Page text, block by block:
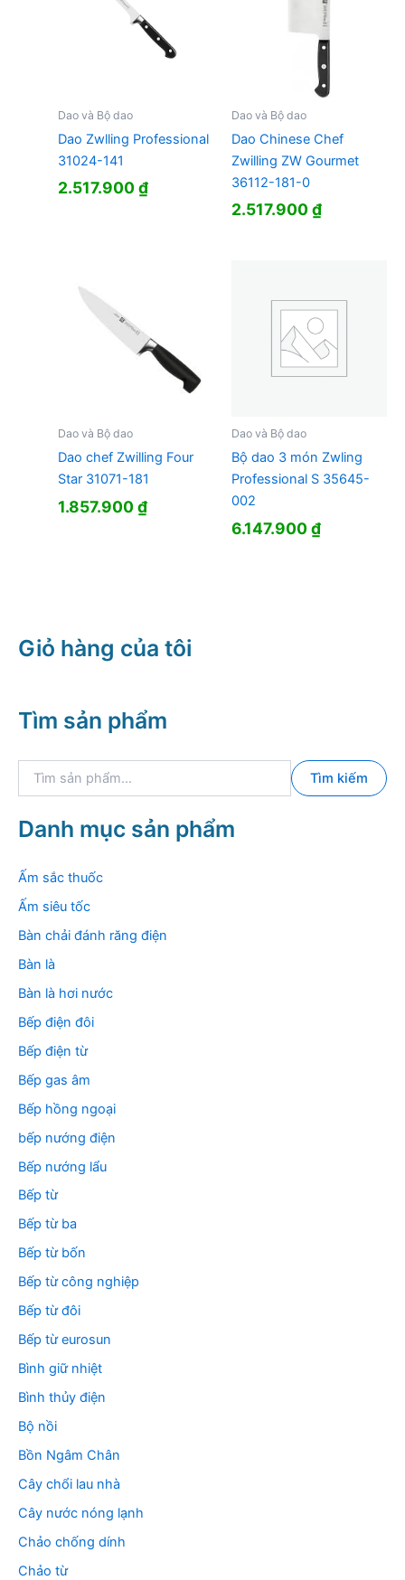
Dao và Bộ dao
Dao Zwlling Professional
31024-141
2.517.900₫
Dao và Bộ dao
Dao Chinese Chef
Zwilling ZW Gourmet
36112-181-0
2.517.900₫
Dao và Bộ dao
Dao chef Zwilling Four
Star 31071-181
1.857.900₫
Dao và Bộ dao
Bộ dao 3 món Zwling
Professional S 35645-
002
6.147.900₫
Giỏ hàng của tôi
Tìm sản phẩm
k
i
m
Tìm kiếm
Danh mục sản phẩm
Ấm sắc thuốc
Ấm siêu tốc
Bàn chải đánh răng điện
Bàn là
Bàn là hơi nước
Bếp điện đôi
Bếp điện từ
Bếp gas âm
Bếp hồng ngoại
bếp nướng điện
Bếp nướng lẩu
Bếp từ
Bếp từ ba
Bếp từ bốn
Bếp từ công nghiệp
Bếp từ đôi
Bếp từ eurosun
Bình giữ nhiệt
Bình thủy điện
Bộ nồi
Bồn Ngâm Chân
Cây chổi lau nhà
Cây nước nóng lạnh
Chảo chống dính
Chảo từ